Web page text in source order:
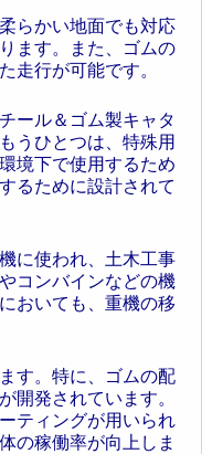
らかい地面でも対応
ます。また、ゴムの
走行が可能です。
ール＆ゴム製キャタ
うひとつは、特殊用
境下で使用するため
るために設計されて
に使われ、土木工事
コンバインなどの機
おいても、重機の移
す。特に、ゴムの配
開発されています。
ティングが用いられ
の稼働率が向上しま